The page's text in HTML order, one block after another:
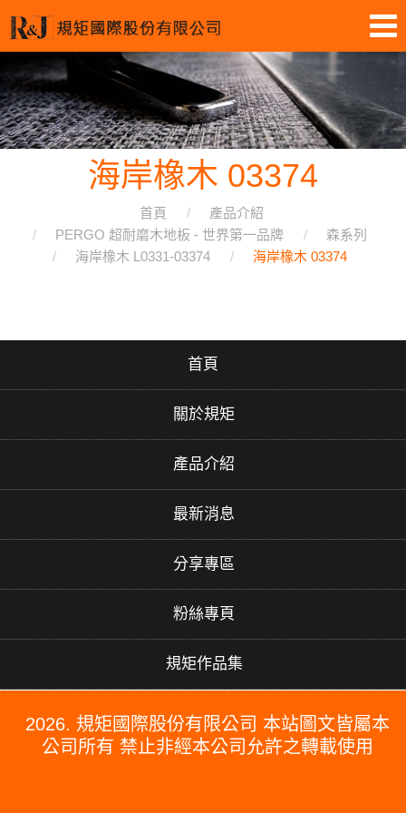
海岸橡木 03374
首頁
產品介紹
PERGO 超耐磨木地板 - 世界第一品牌
森系列
海岸橡木 L0331-03374
海岸橡木 03374
首頁
關於規矩
產品介紹
最新消息
分享專區
粉絲專頁
規矩作品集
2026. 規矩國際股份有限公司 本站圖文皆屬本
公司所有 禁止非經本公司允許之轉載使用